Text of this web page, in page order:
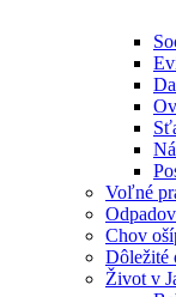
Voľné
Chov
Dôležité
Život v